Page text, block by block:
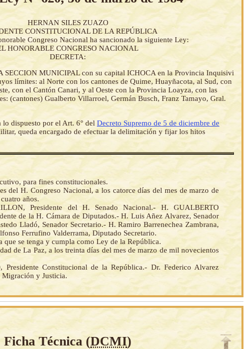
HERNAN SILES ZUAZO
CONSTITUCIONAL DE LA REPÚBLICA
Congreso Nacional ha sancionado la siguiente Ley:
HONORABLE CONGRESO NACIONAL
DECRETA:
SECCION MUNICIPAL con su capital ICHOCA en la Provincia Inquisivi
límites: al Norte con los cantones de Quime, Huayñacota, al Sud, con
con el Cantón Canari, y al Oeste con la Provincia Loayza, con las
(cantones) Gualberto Villarroel, Germán Busch, Franz Tamayo, Gral.
dispuesto por el Art. 6° del Decreto Supremo de 5 de diciembre de
queda encargado de efectuar la delimitación y fijar los hitos
para fines constitucionales.
del H. Congreso Nacional, a los catorce días del mes de marzo de
años.
Presidente del H. Senado Nacional.- H. GUALBERTO
de la H. Cámara de Diputados.- H. Luis Añez Alvarez, Senador
Lladó, Senador Secretario.- H. Ramiro Barrenechea Zambrana,
Ferrufino Valderrama, Diputado Secretario.
que se tenga y cumpla como Ley de la República.
de La Paz, a los treinta días del mes de marzo de mil novecientos
Presidente Constitucional de la República.- Dr. Federico Alvarez
y Justicia.
Ficha Técnica (DCMI)